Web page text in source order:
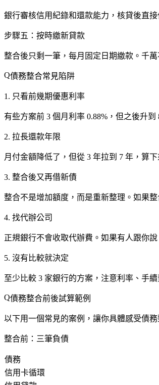
銀行審核信用紀錄和還款能力，核貸後直
步驟五：按時繳新貸款
整合後只剩一筆，每月固定日期繳款。 千萬
債務整合常見陷阱
1. 只看前幾期優惠利率
有些方案前 3 個月利率 0.88%，但之後升到
2. 拉長還款年限
月付金額降低了，但從 3 年拉到 7 年，算
3. 整合後又再借新債
整合不是增加額度，而是重新整理。如果
4. 找代辦公司
正規銀行不會收取代辦費。如果有人跟你
5. 沒有比較就決定
至少比較 3 家銀行的方案，注意利率、手
債務整合前後試算範例
以下用一個常見的案例，讓你具體感受債務
整合前：三筆負債
債務
信用卡循環